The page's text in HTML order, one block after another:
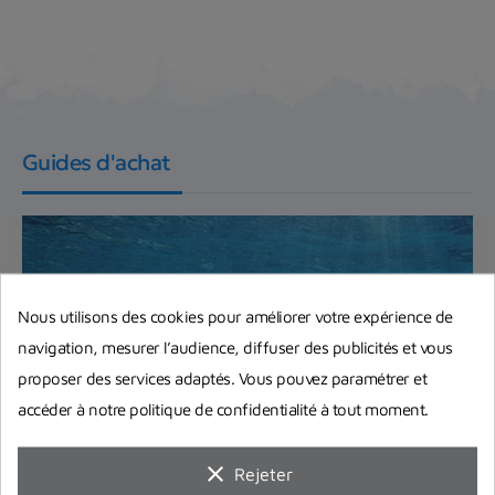
Guides d'achat
Nous utilisons des cookies pour améliorer votre expérience de
navigation, mesurer l’audience, diffuser des publicités et vous
proposer des services adaptés. Vous pouvez paramétrer et
accéder à notre politique de confidentialité à tout moment.
clear Rejeter